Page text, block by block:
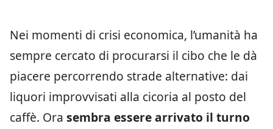
Nei momenti di crisi economica, l’umanità ha
sempre cercato di procurarsi il cibo che le dà
piacere percorrendo strade alternative: dai
liquori improvvisati alla cicoria al posto del
caffè. Ora sembra essere arrivato il turno